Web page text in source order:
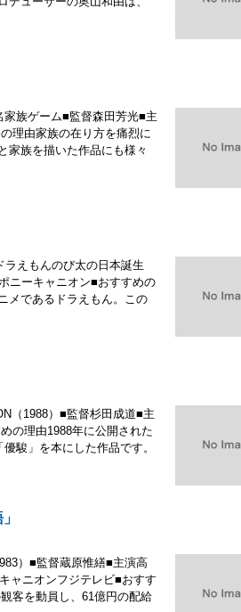
族ゲーム■監督森田芳光■主
理由家族の在り方を痛烈に
家族を描いた作品にも様々
えもんのび太の日本誕生
ニーキャニオン■おすすめの
メであるドラえもん。この
（1988）■監督杉田成道■主
の理由1988年に公開された
駿」を本にした作品です。
）■監督蔵原惟繕■主演高
ャニオンフジテレビ■おすす
客を動員し、61億円の配給